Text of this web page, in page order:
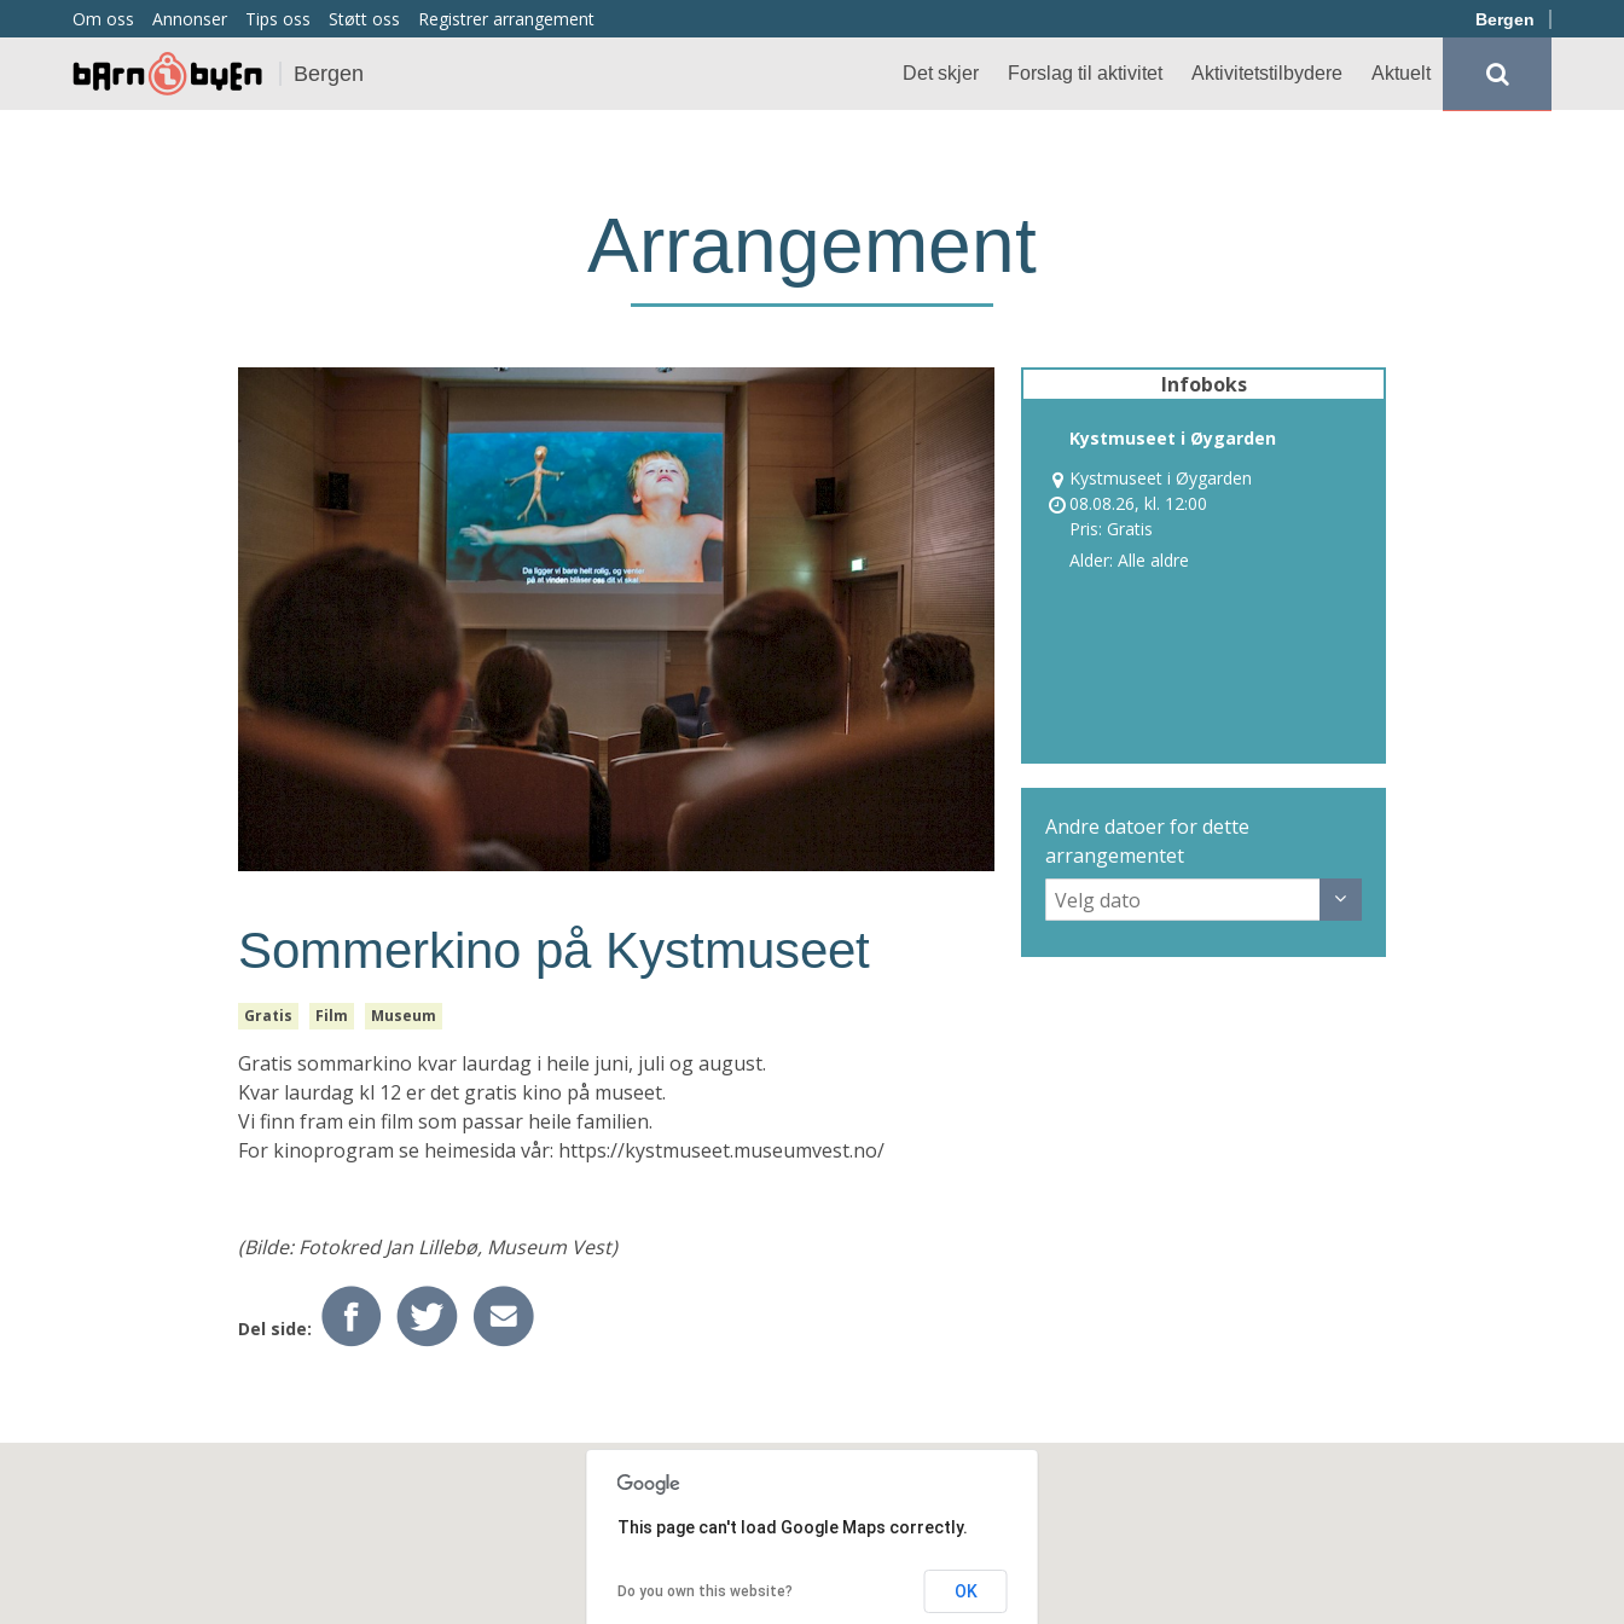
Om oss Annonser Tips oss Støtt oss Registrer arrangement Bergen
Bergen Det skjer Forslag til aktivitet Aktivitetstilbydere Aktuelt
Arrangement
Sommerkino på Kystmuseet
Gratis Film Museum
Gratis sommarkino kvar laurdag i heile juni, juli og august.
Kvar laurdag kl 12 er det gratis kino på museet.
Vi finn fram ein film som passar heile familien.
For kinoprogram se heimesida vår: https://kystmuseet.museumvest.no/
(Bilde: Fotokred Jan Lillebø, Museum Vest)
Del side:
Infoboks
Kystmuseet i Øygarden
Kystmuseet i Øygarden
08.08.26, kl. 12:00
Pris: Gratis
Alder: Alle aldre
Andre datoer for dette
arrangementet
This page can't load Google Maps correctly.
Do you own this website? OK